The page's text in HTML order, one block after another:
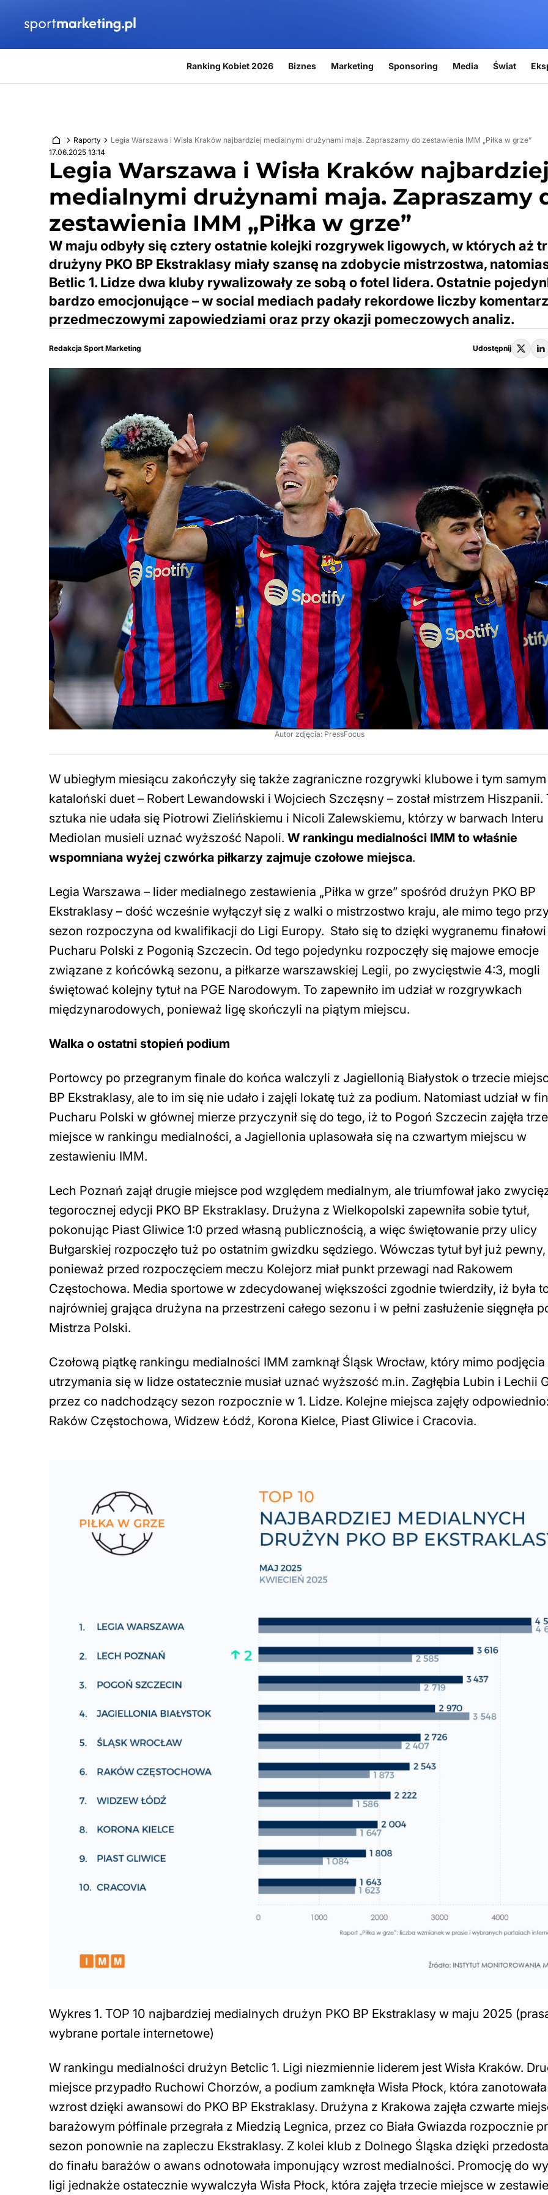
Ranking Kobiet 2026 Biznes Marketing Sponsoring Media Świat
Raporty
Legia Warszawa i Wisła Kraków najbardziej medialnymi drużynami maja. Zapraszamy do zestawienia IMM „Piłka w grze”
17.06.2025 13:14
Legia Warszawa i Wisła Kraków najbardziej
medialnymi drużynami maja. Zapraszamy
zestawienia IMM „Piłka w grze”
W maju odbyły się cztery ostatnie kolejki rozgrywek ligowych, w których aż
drużyny PKO BP Ekstraklasy miały szansę na zdobycie mistrzostwa,
Betlic 1. Lidze dwa kluby rywalizowały ze sobą o fotel lidera. Ostatnie
bardzo emocjonujące – w social mediach padały rekordowe liczby
przedmeczowymi zapowiedziami oraz przy okazji pomeczowych analiz.
Redakcja Sport Marketing Udostępnij
Autor zdjęcia: PressFocus
W ubiegłym miesiącu zakończyły się także zagraniczne rozgrywki klubowe i tym
kataloński duet – Robert Lewandowski i Wojciech Szczęsny – został mistrzem Hiszpanii.
sztuka nie udała się Piotrowi Zielińskiemu i Nicoli Zalewskiemu, którzy w barwach Interu
Mediolan musieli uznać wyższość Napoli. W rankingu medialności IMM to właśnie
wspomniana wyżej czwórka piłkarzy zajmuje czołowe miejsca.
Legia Warszawa – lider medialnego zestawienia „Piłka w grze” spośród drużyn PKO BP
Ekstraklasy – dość wcześnie wyłączył się z walki o mistrzostwo kraju, ale mimo tego
sezon rozpoczyna od kwalifikacji do Ligi Europy. Stało się to dzięki wygranemu finałowi
Pucharu Polski z Pogonią Szczecin. Od tego pojedynku rozpoczęły się majowe emocje
związane z końcówką sezonu, a piłkarze warszawskiej Legii, po zwycięstwie 4:3, mogli
świętować kolejny tytuł na PGE Narodowym. To zapewniło im udział w rozgrywkach
międzynarodowych, ponieważ ligę skończyli na piątym miejscu.
Walka o ostatni stopień podium
Portowcy po przegranym finale do końca walczyli z Jagiellonią Białystok o trzecie
BP Ekstraklasy, ale to im się nie udało i zajęli lokatę tuż za podium. Natomiast udział w
Pucharu Polski w głównej mierze przyczynił się do tego, iż to Pogoń Szczecin zajęła
miejsce w rankingu medialności, a Jagiellonia uplasowała się na czwartym miejscu w
zestawieniu IMM.
Lech Poznań zajął drugie miejsce pod względem medialnym, ale triumfował jako
tegorocznej edycji PKO BP Ekstraklasy. Drużyna z Wielkopolski zapewniła sobie tytuł,
pokonując Piast Gliwice 1:0 przed własną publicznością, a więc świętowanie przy ulicy
Bułgarskiej rozpoczęło tuż po ostatnim gwizdku sędziego. Wówczas tytuł był już pewny,
ponieważ przed rozpoczęciem meczu Kolejorz miał punkt przewagi nad Rakowem
Częstochowa. Media sportowe w zdecydowanej większości zgodnie twierdziły, iż była
najrówniej grająca drużyna na przestrzeni całego sezonu i w pełni zasłużenie sięgnęła
Mistrza Polski.
Czołową piątkę rankingu medialności IMM zamknął Śląsk Wrocław, który mimo
utrzymania się w lidze ostatecznie musiał uznać wyższość m.in. Zagłębia Lubin i Lechii
przez co nadchodzący sezon rozpocznie w 1. Lidze. Kolejne miejsca zajęły odpowiednio:
Raków Częstochowa, Widzew Łódź, Korona Kielce, Piast Gliwice i Cracovia.
Wykres 1. TOP 10 najbardziej medialnych drużyn PKO BP Ekstraklasy w maju 2025
wybrane portale internetowe)
W rankingu medialności drużyn Betclic 1. Ligi niezmiennie liderem jest Wisła Kraków.
miejsce przypadło Ruchowi Chorzów, a podium zamknęła Wisła Płock, która
wzrost dzięki awansowi do PKO BP Ekstraklasy. Drużyna z Krakowa zajęła czwarte
barażowym półfinale przegrała z Miedzią Legnica, przez co Biała Gwiazda rozpocznie
sezon ponownie na zapleczu Ekstraklasy. Z kolei klub z Dolnego Śląska dzięki
do finału barażów o awans odnotowała imponujący wzrost medialności. Promocję do
ligi jednakże ostatecznie wywalczyła Wisła Płock, która zajęła trzecie miejsce w